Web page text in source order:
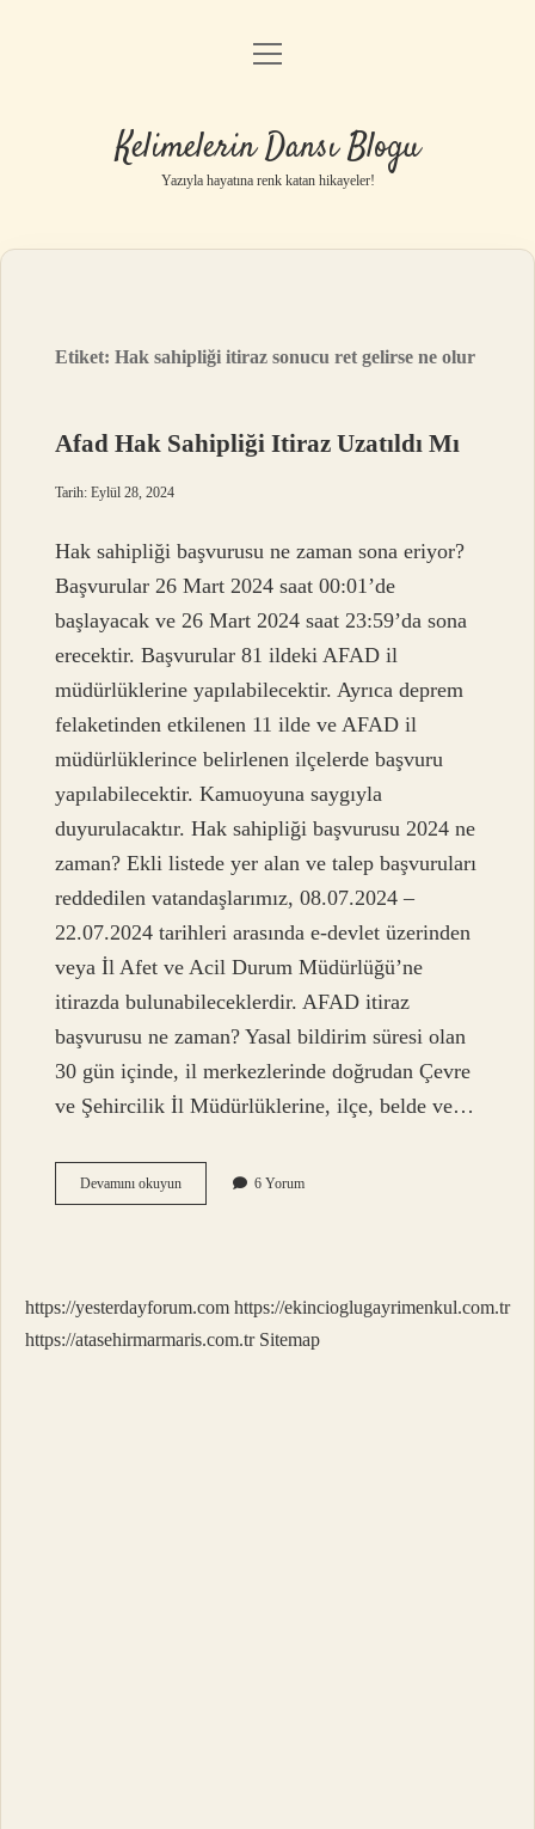
Anasayfa
Yasal Uyarı
menüyü
Kelimelerin Dansı Blogu
Yazıyla hayatına renk katan hikayeler!
Etiket:Hak sahipliği itiraz sonucu ret gelirse ne olur
Afad Hak Sahipliği Itiraz Uzatıldı Mı
Tarih: Eylül 28, 2024
Hak sahipliği başvurusu ne zaman sona eriyor?
Başvurular 26 Mart 2024 saat 00:01’de
başlayacak ve 26 Mart 2024 saat 23:59’da sona
erecektir. Başvurular 81 ildeki AFAD il
müdürlüklerine yapılabilecektir. Ayrıca deprem
felaketinden etkilenen 11 ilde ve AFAD il
müdürlüklerince belirlenen ilçelerde başvuru
yapılabilecektir. Kamuoyuna saygıyla
duyurulacaktır. Hak sahipliği başvurusu 2024 ne
zaman? Ekli listede yer alan ve talep başvuruları
reddedilen vatandaşlarımız, 08.07.2024 –
22.07.2024 tarihleri ​​arasında e-devlet üzerinden
veya İl Afet ve Acil Durum Müdürlüğü’ne
itirazda bulunabileceklerdir. AFAD itiraz
başvurusu ne zaman? Yasal bildirim süresi olan
30 gün içinde, il merkezlerinde doğrudan Çevre
ve Şehircilik İl Müdürlüklerine, ilçe, belde ve…
Devamını okuyunAfad
Hak
6 Yorum
https://yesterdayforum.com https://ekincioglugayrimenkul.com.tr
https://atasehirmarmaris.com.tr Sitemap